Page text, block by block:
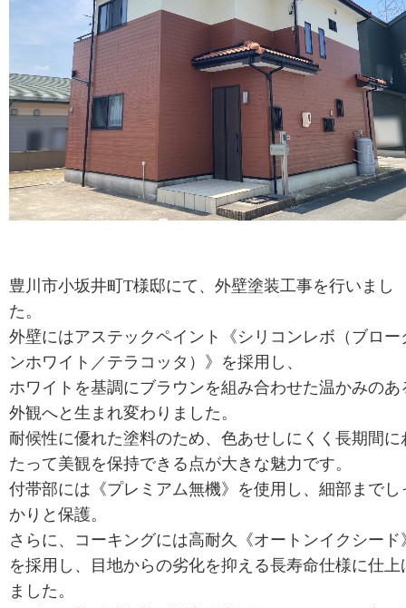
豊川市小坂井町T様邸にて、外壁塗装工事を行いまし
た。
外壁にはアステックペイント《シリコンレボ（ブロー
ンホワイト／テラコッタ）》を採用し、
ホワイトを基調にブラウンを組み合わせた温かみのあ
外観へと生まれ変わりました。
耐候性に優れた塗料のため、色あせしにくく長期間に
たって美観を保持できる点が大きな魅力です。
付帯部には《プレミアム無機》を使用し、細部までし
かりと保護。
さらに、コーキングには高耐久《オートンイクシード
を採用し、目地からの劣化を抑える長寿命仕様に仕上
ました。